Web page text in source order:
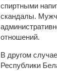
спиртными
скандалы.
отношений.
В другом
Республики